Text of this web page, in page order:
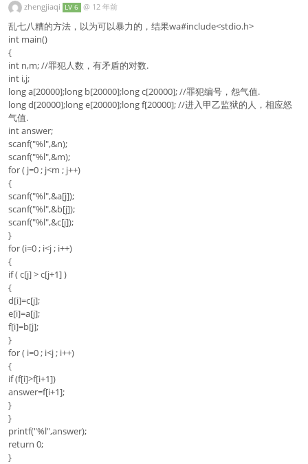
zhengjiaqi LV 6 @ 12 年前
乱七八糟的方法，以为可以暴力的，结果wa#include<stdio.h>
int main()
{
int n,m; //罪犯人数，有矛盾的对数.
int i,j;
long a[20000];long b[20000];long c[20000]; //罪犯编号，怨气值.
long d[20000];long e[20000];long f[20000]; //进入甲乙监狱的人，相应怒
气值.
int answer;
scanf("%l",&n);
scanf("%l",&m);
for ( j=0 ; j<m ; j++)
{
scanf("%l",&a[j]);
scanf("%l",&b[j]);
scanf("%l",&c[j]);
}
for (i=0 ; i<j ; i++)
{
if ( c[j] > c[j+1] )
{
d[i]=c[j];
e[i]=a[j];
f[i]=b[j];
}
for ( i=0 ; i<j ; i++)
{
if (f[i]>f[i+1])
answer=f[i+1];
}
}
printf("%l",answer);
return 0;
}